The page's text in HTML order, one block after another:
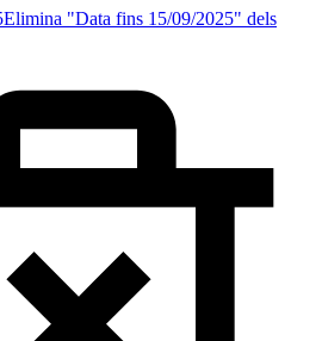
Elimina "Data fins 15/09/2025" dels